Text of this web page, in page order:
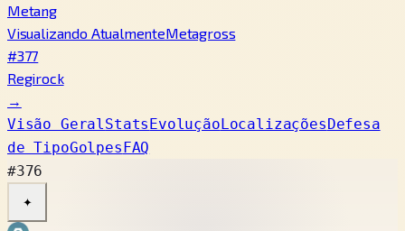
Metang
Visualizando AtualmenteMetagross
#377
Regirock
→
Visão GeralStatsEvoluçãoLocalizaçõesDefesa
de TipoGolpesFAQ
#376
✦